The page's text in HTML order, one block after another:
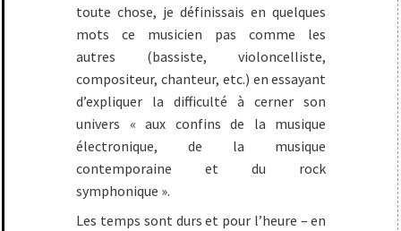
toute chose, je définissais en quelques
mots ce musicien pas comme les
autres (bassiste, violoncelliste,
compositeur, chanteur, etc.) en essayant
d’expliquer la difficulté à cerner son
univers « aux confins de la musique
électronique, de la musique
contemporaine et du rock
symphonique ».
Les temps sont durs et pour l’heure – en